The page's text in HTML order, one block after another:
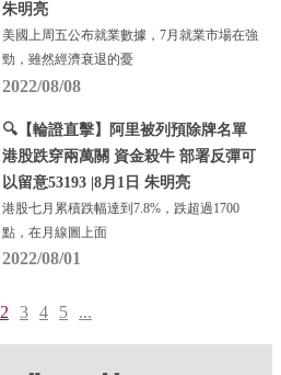
朱明亮
美國上周五公布就業數據，7月就業市場在強
勁，雖然經濟衰退的憂
2022/08/08
🔍【輪證直擊】阿里被列預除牌名單
港股跌穿兩萬關 資金殺牛 部署反彈可
以留意53193 |8月1日 朱明亮
港股七月累積跌幅達到7.8%，跌超過1700
點，在月線圖上面
2022/08/01
2 3 4 5 ...